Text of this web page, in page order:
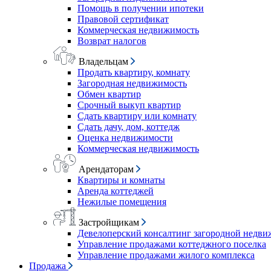
Помощь в получении ипотеки
Правовой сертификат
Коммерческая недвижимость
Возврат налогов
Владельцам
Продать квартиру, комнату
Загородная недвижимость
Обмен квартир
Срочный выкуп квартир
Сдать квартиру или комнату
Сдать дачу, дом, коттедж
Оценка недвижимости
Коммерческая недвижимость
Арендаторам
Квартиры и комнаты
Аренда коттеджей
Нежилые помещения
Застройщикам
Девелоперский консалтинг загородной
Управление продажами коттеджного поселка
Управление продажами жилого комплекса
Продажа